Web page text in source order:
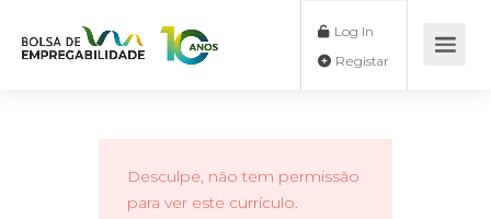
Log In
Desculpe, não tem permissão
para ver este currículo.